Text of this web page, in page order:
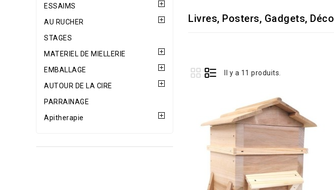
ESSAIMS
AU RUCHER
STAGES
MATERIEL DE MIELLERIE
EMBALLAGE
AUTOUR DE LA CIRE
PARRAINAGE
Apitherapie
Livres, Posters, Gadgets, Déco
Il y a 11 produits.